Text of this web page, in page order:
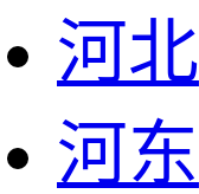
河北
河东